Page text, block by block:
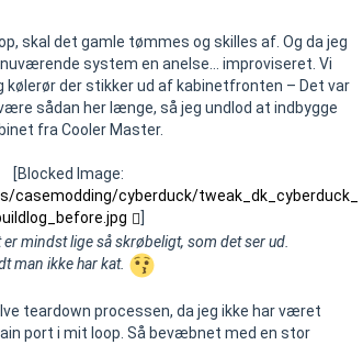
skal det gamle tømmes og skilles af. Og da jeg
system en anelse… improviseret. Vi
kølerør der stikker ud af kabinetfronten – Det var
sådan her længe, så jeg undlod at indbygge
fra Cooler Master.
[Blocked Image:
casemodding/cyberduck/tweak_dk_cyberduck_
mindst lige så skrøbeligt, som det ser ud.
man ikke har kat.
teardown processen, da jeg ikke har været
port i mit loop. Så bevæbnet med en stor